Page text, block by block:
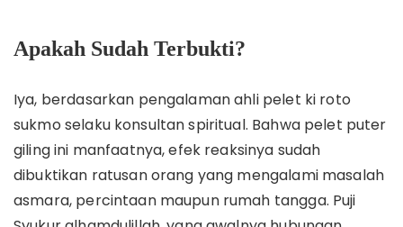
Apakah Sudah Terbukti?
Iya, berdasarkan pengalaman ahli pelet ki roto
sukmo selaku konsultan spiritual. Bahwa pelet puter
giling ini manfaatnya, efek reaksinya sudah
dibuktikan ratusan orang yang mengalami masalah
asmara, percintaan maupun rumah tangga. Puji